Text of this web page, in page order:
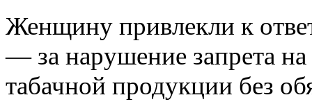
Женщину привлекли к
— за нарушение запрета
табачной продукции без